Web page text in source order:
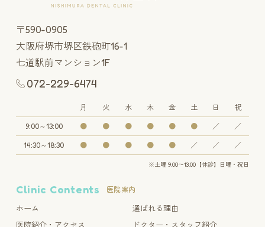
〒590-0905
大阪府堺市堺区鉄砲町16-1
七道駅前マンション1F
072-229-6474
月 火 水 木 金 土 日 祝
9:00～13:00 ● ● ● ● ● ● ／ ／
14:30～18:30 ● ● ● ● ● ／ ／ ／
※土曜 9:00〜13:00【休診】日曜・祝日
Clinic Contents 医院案内
ホーム
選ばれる理由
医院紹介・アクセス
ドクター・スタッフ紹介